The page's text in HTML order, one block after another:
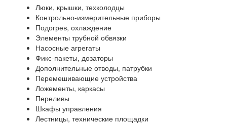
Люки, крышки, техколодцы
Контрольно-измерительные приборы
Подогрев, охлаждение
Элементы трубной обвязки
Насосные агрегаты
Фикс-пакеты, дозаторы
Дополнительные отводы, патрубки
Перемешивающие устройства
Ложементы, каркасы
Переливы
Шкафы управления
Лестницы, технические площадки